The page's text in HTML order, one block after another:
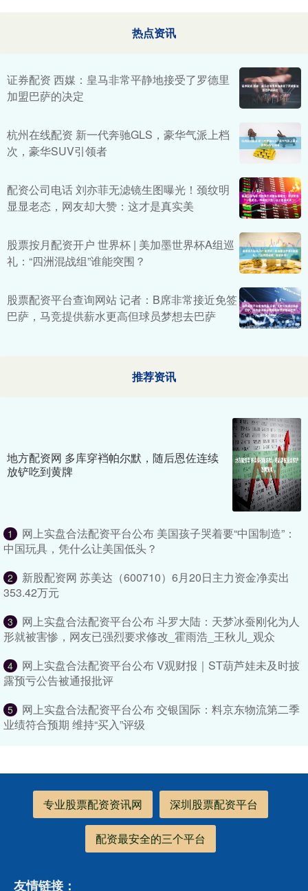
热点资讯
证券配资 西媒：皇马非常平静地接受了罗德里
加盟巴萨的决定
杭州在线配资 新一代奔驰GLS，豪华气派上档
次，豪华SUV引领者
配资公司电话 刘亦菲无滤镜生图曝光！颈纹明
显显老态，网友却大赞：这才是真实美
股票按月配资开户 世界杯 | 美加墨世界杯A组巡
礼：“四洲混战组”谁能突围？
股票配资平台查询网站 记者：B席非常接近免签
巴萨，马竞提供薪水更高但球员梦想去巴萨
推荐资讯
地方配资网 多库穿裆帕尔默，随后恩佐连续
放铲吃到黄牌
1
网上实盘合法配资平台公布 美国孩子哭着要“中国制造”：
中国玩具，凭什么让美国低头？
2
新股配资网 苏美达（600710）6月20日主力资金净卖出
353.42万元
3
网上实盘合法配资平台公布 斗罗大陆：天梦冰蚕刚化为人
形就被害惨，网友已强烈要求修改_霍雨浩_王秋儿_观众
4
网上实盘合法配资平台公布 V观财报｜ST葫芦娃未及时披
露预亏公告被通报批评
5
网上实盘合法配资平台公布 交银国际：料京东物流第二季
业绩符合预期 维持“买入”评级
专业股票配资资讯网 深圳股票配资平台
配资最安全的三个平台
友情链接：